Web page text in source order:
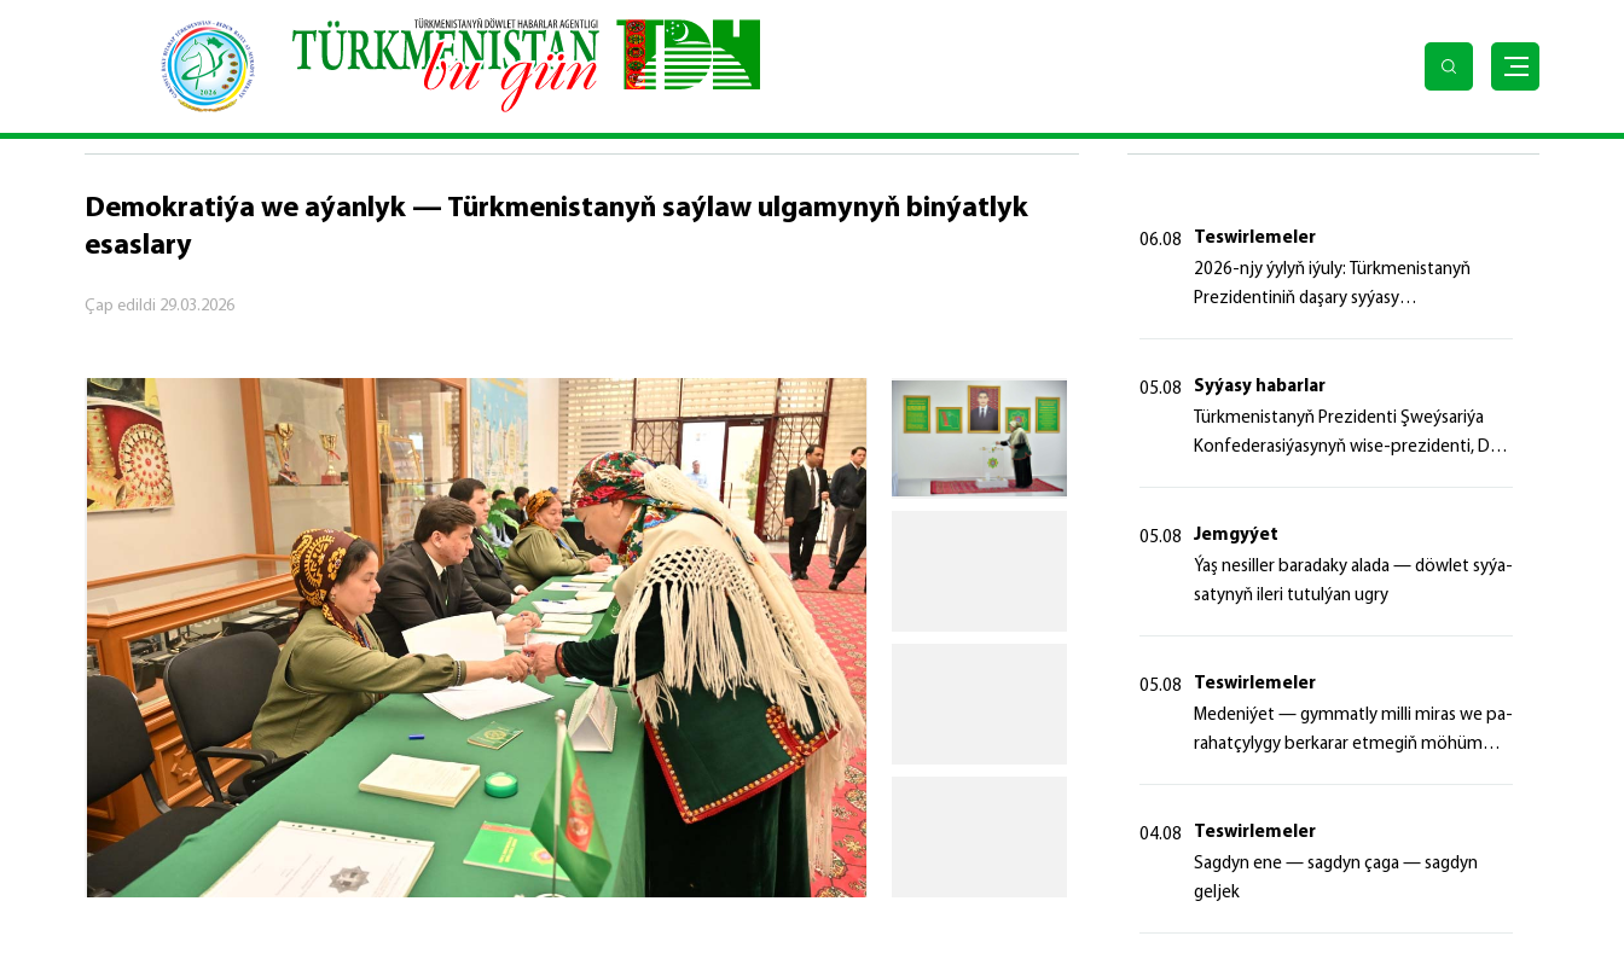
Baş sahypa \ Jemgyýet Demokratiýa we aýanlyk — Türkmenistanyň saýlaw ulgamynyň binýatlyk esaslary
JEMGYÝET
Demokratiýa we aýanlyk — Türkmenistanyň saýlaw ulgamynyň binýatlyk
esaslary
Çap edildi 29.03.2026
06.08
Teswirlemeler
2026-njy ýylyň iýuly: Türkmenistanyň
Prezidentiniň daşary syýasy
05.08
Syýasy habarlar
Türk­me­nis­ta­nyň Prezidenti Şweý­sa­ri­ýa
Kon­fe­de­ra­si­ýa­sy­nyň wi­se-prezidenti, Da­
05.08
Jemgyýet
Ýaş ne­sil­ler ba­ra­da­ky ala­da — döw­let sy­ýa­
sa­ty­nyň ile­ri tu­tul­ýan ug­ry
05.08
Teswirlemeler
Me­de­ni­ýet — gym­mat­ly milli mi­ras we pa­
ra­hat­çy­ly­gy ber­ka­rar et­me­giň mö­hüm
04.08
Teswirlemeler
Sagdyn ene — sagdyn çaga — sagdyn
geljek